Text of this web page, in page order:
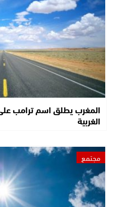
المغرب يطلق اسم ترامب
الغربية
مجتمع